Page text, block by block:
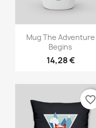
Aperçu rapide
Mug The Adventure
Begins
14,28 €
favorite_border